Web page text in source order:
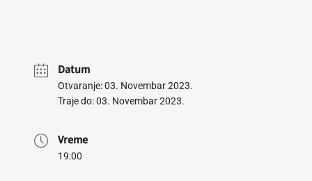
Datum
Otvaranje: 03. Novembar 2023.
Traje do: 03. Novembar 2023.
Vreme
19:00